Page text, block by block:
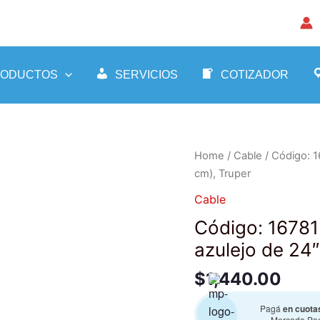
SERVICIOS COTIZADOR
Home / Cable / Código:
cm), Truper
Cable
Código:
azulejo de
$1,440.00
Pagáen
Código:
16781
CAZ-
60
Cortador
azulejo
de
24"